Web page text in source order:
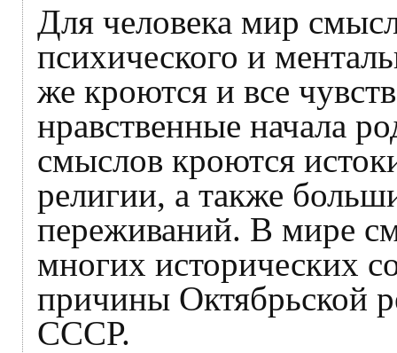
Для человека мир
психического и
же кроются и все
нравственные начала
смыслов кроются
религии, а также
переживаний. В мире
многих исторических
причины Октябрьской
СССР.